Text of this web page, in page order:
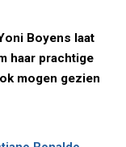
Boyens laat
haar prachtige
mogen gezien